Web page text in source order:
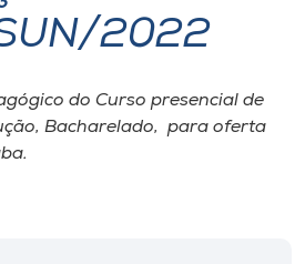
2022
do Curso presencial de
Bacharelado, para oferta